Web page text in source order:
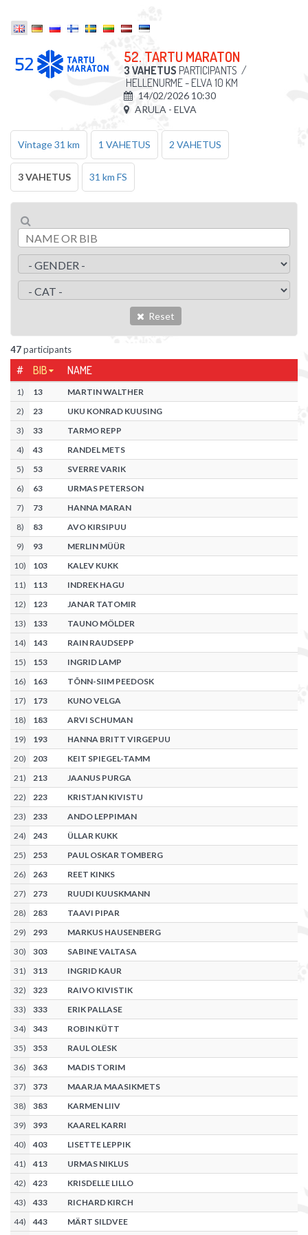
52. TARTU MARATON
3 VAHETUS PARTICIPANTS /
HELLENURME - ELVA 10 KM
14/02/2026 10:30
ARULA - ELVA
Vintage 31 km 1 VAHETUS 2 VAHETUS
3 VAHETUS 31 km FS
Reset
47participants
# BIB NAME
1) 13
MARTIN WALTHER
2) 23
UKU KONRAD KUUSING
3) 33
TARMO REPP
4) 43
RANDEL METS
5) 53
SVERRE VARIK
6) 63
URMAS PETERSON
7) 73
HANNA MARAN
8) 83
AVO KIRSIPUU
9) 93
MERLIN MÜÜR
10) 103
KALEV KUKK
11) 113
INDREK HAGU
12) 123
JANAR TATOMIR
13) 133
TAUNO MÖLDER
14) 143
RAIN RAUDSEPP
15) 153
INGRID LAMP
16) 163
TÕNN-SIIM PEEDOSK
17) 173
KUNO VELGA
18) 183
ARVI SCHUMAN
19) 193
HANNA BRITT VIRGEPUU
20) 203
KEIT SPIEGEL-TAMM
21) 213
JAANUS PURGA
22) 223
KRISTJAN KIVISTU
23) 233
ANDO LEPPIMAN
24) 243
ÜLLAR KUKK
25) 253
PAUL OSKAR TOMBERG
26) 263
REET KINKS
27) 273
RUUDI KUUSKMANN
28) 283
TAAVI PIPAR
29) 293
MARKUS HAUSENBERG
30) 303
SABINE VALTASA
31) 313
INGRID KAUR
32) 323
RAIVO KIVISTIK
33) 333
ERIK PALLASE
34) 343
ROBIN KÜTT
35) 353
RAUL OLESK
36) 363
MADIS TORIM
37) 373
MAARJA MAASIKMETS
38) 383
KARMEN LIIV
39) 393
KAAREL KARRI
40) 403
LISETTE LEPPIK
41) 413
URMAS NIKLUS
42) 423
KRISDELLE LILLO
43) 433
RICHARD KIRCH
44) 443 MÄRT SILDVEE